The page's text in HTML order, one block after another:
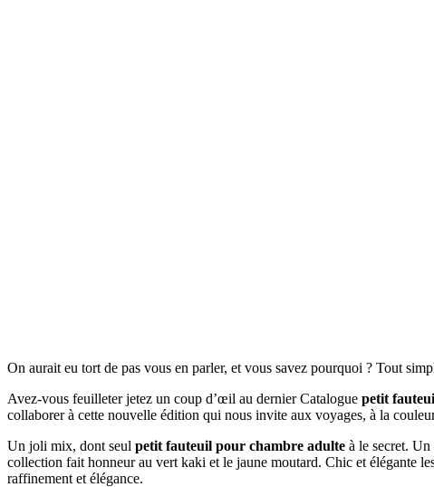
On aurait eu tort de pas vous en parler, et vous savez pourquoi ? Tout
Avez-vous feuilleter jetez un coup d’œil au dernier Catalogue petit
collaborer à cette nouvelle édition qui nous invite aux voyages, à la
Un joli mix, dont seul petit fauteuil pour chambre adulte à le secret.
collection fait honneur au vert kaki et le jaune moutard. Chic et élégante
raffinement et élégance.